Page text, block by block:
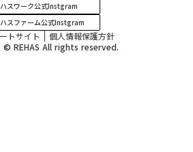
スワーク公式Instgram
スファーム公式Instgram
トサイト
個人情報保護方針
REHAS All rights reserved.